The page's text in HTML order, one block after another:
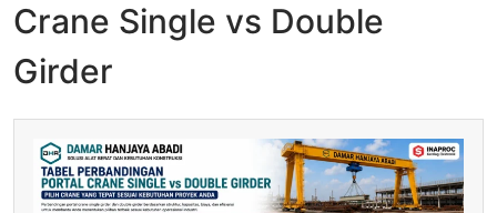
Crane Single vs Double
Girder